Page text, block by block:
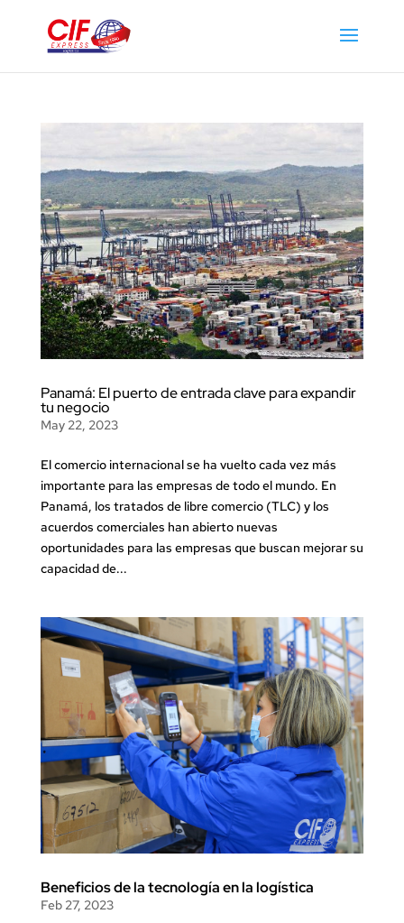
Panamá: El puerto de entrada clave para expandir
tu negocio
May 22, 2023
El comercio internacional se ha vuelto cada vez más
importante para las empresas de todo el mundo. En
Panamá, los tratados de libre comercio (TLC) y los
acuerdos comerciales han abierto nuevas
oportunidades para las empresas que buscan mejorar su
capacidad de...
Beneficios de la tecnología en la logística
Feb 27, 2023